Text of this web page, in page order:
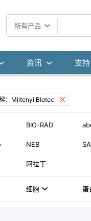
所有产品
资讯 支持
：Miltenyi Biotec
BIO-RAD
NEB
阿拉丁
细胞 蛋